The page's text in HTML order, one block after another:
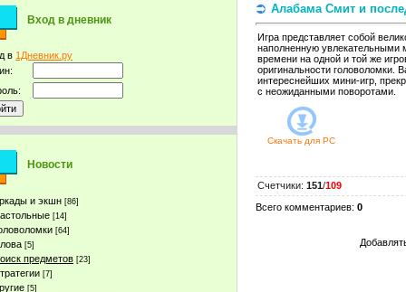
Вход в дневник
в 1Дневник.ру
Новости
и экшн [86]
[14]
[64]
[5]
предметов [23]
[7]
[5]
Алабама Смит и
Игра представляет собой
наполненную увлекательными
времени на одной и той же
оригинальности головоломки.
интереснейших мини-игр,
с неожиданными поворотами.
Скачать для PC
Счетчики: 151/109
Всего комментариев: 0